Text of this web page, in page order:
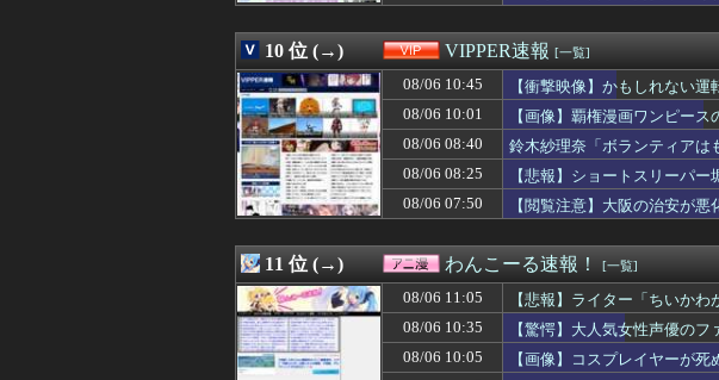
08/06 10:12
15階建てマンションのガラス清掃をしてい
08/06 10:12
【議論】永住権の条件「日本人世帯の平
08/06 10:12
嫁には歳が離れた9歳の弟がいる。だがそ
08/06 10:11
PL学園野球部が休部して今年で10年目、PL
08/06 10:10
【画像】田中みな実(39) 妊娠中でも露出多
08/06 10:10
ジャンポケ斉藤さん、求刑7年・・・
08/06 10:10
【速報】共同通信に天罰、不正アクセスが
08/06 10:09
【画像】さすがにデカすぎるコスプレイヤ
08/06 10:09
入試情報サイトに「中国人避けの文字列」
08/06 10:08
【画像】本田紗来ちゃん、望結より乳が実
08/06 10:07
【速報】日本共産党、沖縄県知事選で公職
08/06 10:06
【画像】昔の日本人の水着、ゑっちｗｗｗ
08/06 10:06
空き巣にウォシュレット便座と貴金属を盗
08/06 10:05
【画像】女教師さん「年頃の男の子がいち
08/06 10:05
【動画】次期AKB48に加入濃厚な大型美人
10 位 (→) VIPPER速報 [一覧]
08/06 10:45
【衝撃映像】かもしれない
08/06 10:01
【画像】覇権漫画ワンピー
08/06 08:40
鈴木紗理奈「ボランティアは
08/06 08:25
【悲報】ショートスリーパ
08/06 07:50
【閲覧注意】大阪の治安が
11 位 (→) わんこーる速報！ [一覧]
08/06 11:05
【悲報】ライター「ちいか
08/06 10:35
【驚愕】大人気女性声優の
08/06 10:05
【画像】コスプレイヤーが